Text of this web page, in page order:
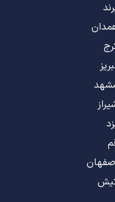
کیش